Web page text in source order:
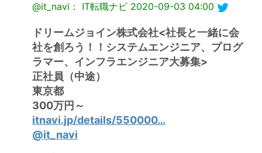
@it_navi： IT転職ナビ 2020-09-03 04:00
ドリームジョイン株式会社<社長と一緒に会
社を創ろう！！システムエンジニア、プログ
ラマー、インフラエンジニア大募集>
正社員（中途）
東京都
300万円～
itnavi.jp/details/550000…
@it_navi